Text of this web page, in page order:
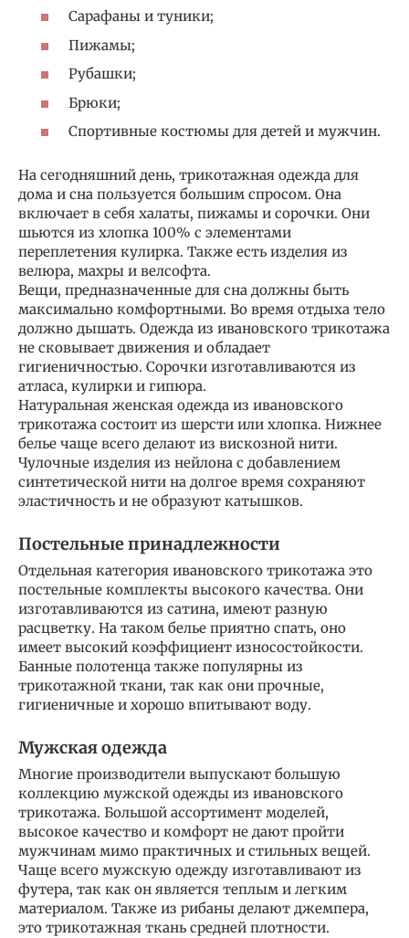
Сарафаны и туники;
Пижамы;
Рубашки;
Брюки;
Спортивные костюмы для детей и мужчин.
На сегодняшний день, трикотажная одежда для
дома и сна пользуется большим спросом. Она
включает в себя халаты, пижамы и сорочки. Они
шьются из хлопка 100% с элементами
переплетения кулирка. Также есть изделия из
велюра, махры и велсофта.
Вещи, предназначенные для сна должны быть
максимально комфортными. Во время отдыха тело
должно дышать. Одежда из ивановского трикотажа
не сковывает движения и обладает
гигиеничностью. Сорочки изготавливаются из
атласа, кулирки и гипюра.
Натуральная женская одежда из ивановского
трикотажа состоит из шерсти или хлопка. Нижнее
белье чаще всего делают из вискозной нити.
Чулочные изделия из нейлона с добавлением
синтетической нити на долгое время сохраняют
эластичность и не образуют катышков.
Постельные принадлежности
Отдельная категория ивановского трикотажа это
постельные комплекты высокого качества. Они
изготавливаются из сатина, имеют разную
расцветку. На таком белье приятно спать, оно
имеет высокий коэффициент износостойкости.
Банные полотенца также популярны из
трикотажной ткани, так как они прочные,
гигиеничные и хорошо впитывают воду.
Мужская одежда
Многие производители выпускают большую
коллекцию мужской одежды из ивановского
трикотажа. Большой ассортимент моделей,
высокое качество и комфорт не дают пройти
мужчинам мимо практичных и стильных вещей.
Чаще всего мужскую одежду изготавливают из
футера, так как он является теплым и легким
материалом. Также из рибаны делают джемпера,
это трикотажная ткань средней плотности.